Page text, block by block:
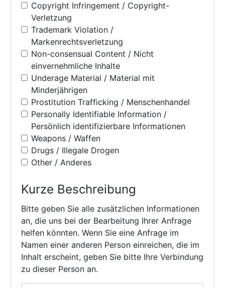
Copyright Infringement / Copyright-
Verletzung
Trademark Violation /
Markenrechtsverletzung
Non-consensual Content / Nicht
einvernehmliche Inhalte
Underage Material / Material mit
Minderjährigen
Prostitution Trafficking / Menschenhandel
Personally Identifiable Information /
Persönlich identifizierbare Informationen
Weapons / Waffen
Drugs / Illegale Drogen
Other / Anderes
Kurze Beschreibung
Bitte geben Sie alle zusätzlichen Informationen
an, die uns bei der Bearbeitung Ihrer Anfrage
helfen könnten. Wenn Sie eine Anfrage im
Namen einer anderen Person einreichen, die im
Inhalt erscheint, geben Sie bitte Ihre Verbindung
zu dieser Person an.